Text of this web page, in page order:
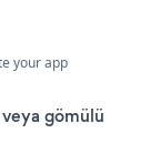
your app
gömülü